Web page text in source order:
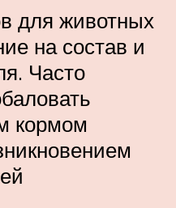
для животных
на состав и
Часто
кормом